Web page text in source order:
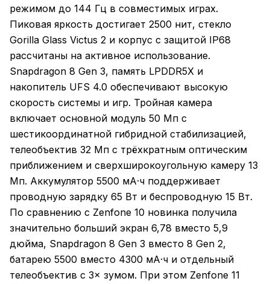
режимом до 144 Гц в совместимых играх.
Пиковая яркость достигает 2500 нит, стекло
Gorilla Glass Victus 2 и корпус с защитой IP68
рассчитаны на активное использование.
Snapdragon 8 Gen 3, память LPDDR5X и
накопитель UFS 4.0 обеспечивают высокую
скорость системы и игр. Тройная камера
включает основной модуль 50 Мп с
шестикоординатной гибридной стабилизацией,
телеобъектив 32 Мп с трёхкратным оптическим
приближением и сверхширокоугольную камеру 13
Мп. Аккумулятор 5500 мА·ч поддерживает
проводную зарядку 65 Вт и беспроводную 15 Вт.
По сравнению с Zenfone 10 новинка получила
значительно больший экран 6,78 вместо 5,9
дюйма, Snapdragon 8 Gen 3 вместо 8 Gen 2,
батарею 5500 вместо 4300 мА·ч и отдельный
телеобъектив с 3× зумом. При этом Zenfone 11